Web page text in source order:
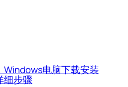
Windows电脑下载安装
细步骤